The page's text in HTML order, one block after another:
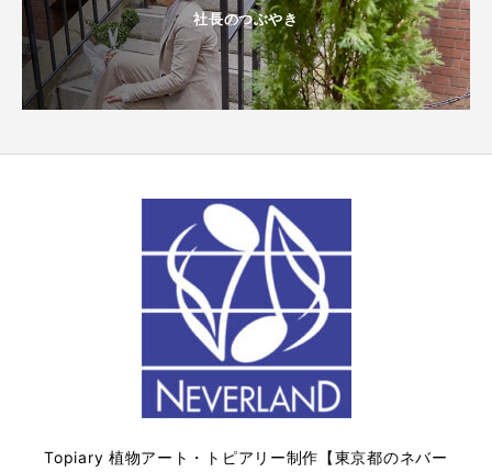
社長のつぶやき
Topiary 植物アート・トピアリー制作【東京都のネバー